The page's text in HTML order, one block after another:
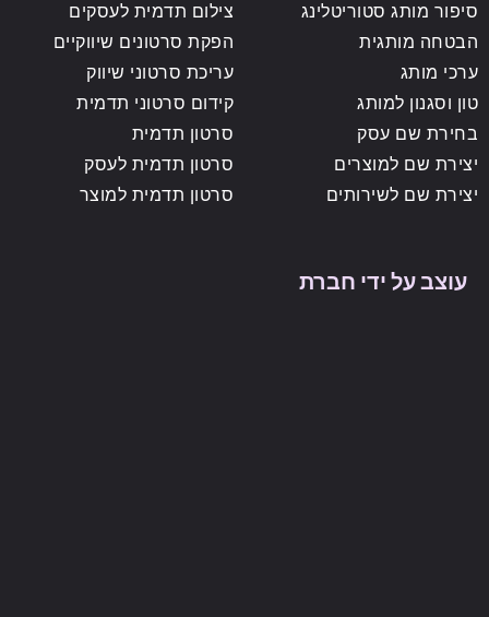
סיפור מותג סטוריטלינג
הבטחה מותגית
ערכי מותג
טון וסגנון למותג
בחירת שם עסק
יצירת שם למוצרים
יצירת שם לשירותים
צילום תדמית לעסקים
הפקת סרטונים שיווקיים
עריכת סרטוני שיווק
קידום סרטוני תדמית
סרטון תדמית
סרטון תדמית לעסק
סרטון תדמית למוצר
עוצב על ידי חברת